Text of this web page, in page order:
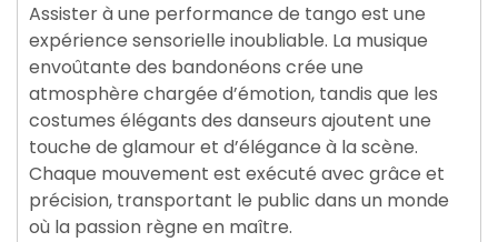
Assister à une performance de tango est une
expérience sensorielle inoubliable. La musique
envoûtante des bandonéons crée une
atmosphère chargée d’émotion, tandis que les
costumes élégants des danseurs ajoutent une
touche de glamour et d’élégance à la scène.
Chaque mouvement est exécuté avec grâce et
précision, transportant le public dans un monde
où la passion règne en maître.